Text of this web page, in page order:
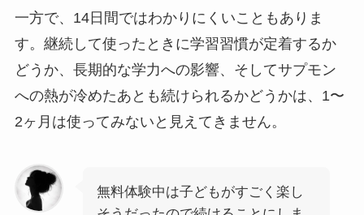
一方で、14日間ではわかりにくいこともありま
す。継続して使ったときに学習習慣が定着するか
どうか、長期的な学力への影響、そしてサプモン
への熱が冷めたあとも続けられるかどうかは、1〜
2ヶ月は使ってみないと見えてきません。
無料体験中は子どもがすごく楽し